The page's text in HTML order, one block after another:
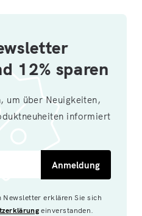
12% sparen
um über Neuigkeiten,
informiert
Anmeldung
Newsletter erklären Sie sich
einverstanden.